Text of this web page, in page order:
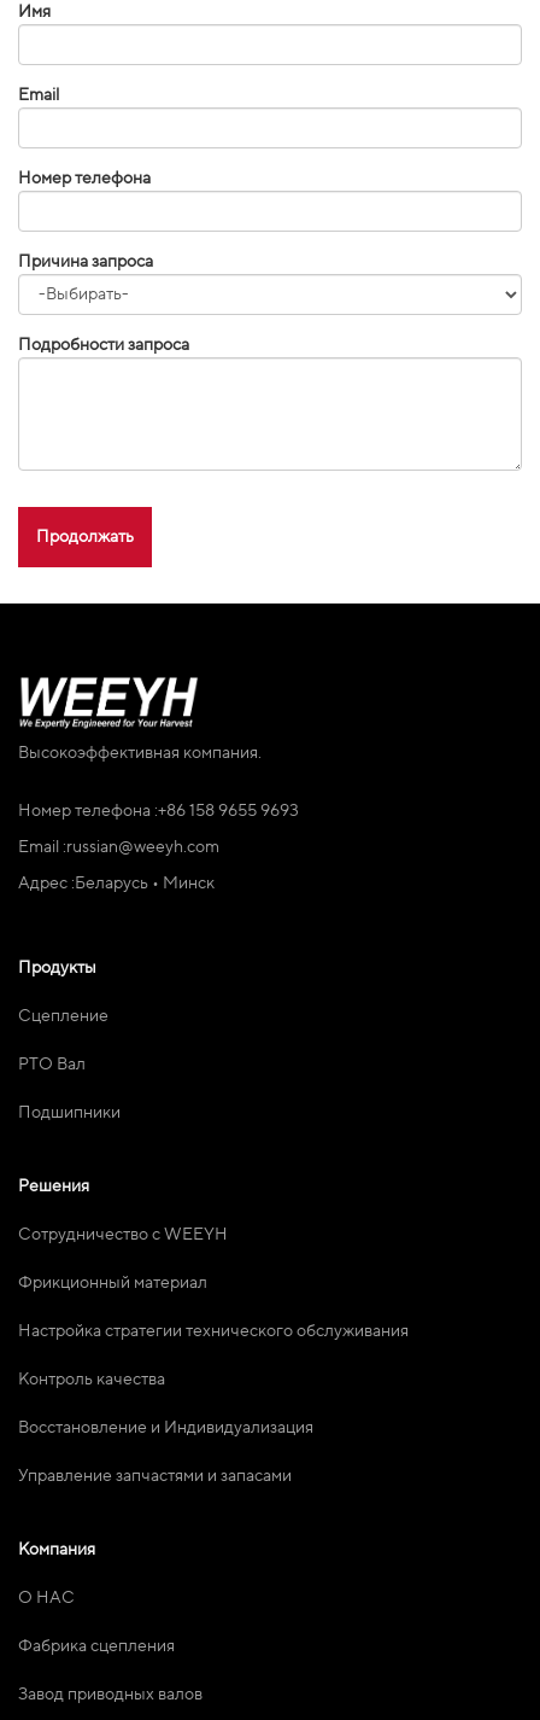
Имя
Email
Номер телефона
Причина запроса
Подробности запроса
Продолжать
Высокоэффективная компания.
Номер телефона :+86 158 9655 9693
Email :russian@weeyh.com
Адрес : Беларусь • Минск
Продукты
Сцепление
PTO Вал
Подшипники
Решения
Сотрудничество с WEEYH
Фрикционный материал
Настройка стратегии технического обслуживания
Контроль качества
Восстановление и Индивидуализация
Управление запчастями и запасами
Компания
О НАС
Фабрика сцепления
Завод приводных валов